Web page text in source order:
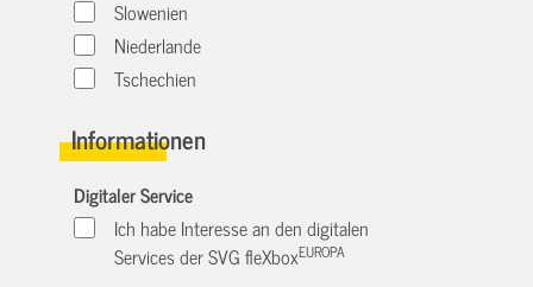
Slowenien
Niederlande
Tschechien
Informationen
Digitaler Service
Ich habe Interesse an den digitalen
Services der SVG fleXboxEUROPA